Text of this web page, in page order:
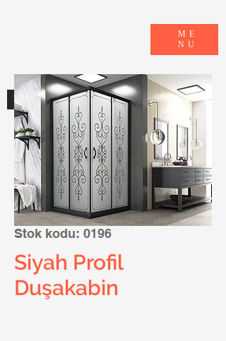
E-KATALOG
ME
NU
Stok kodu: 0196
Siyah Profil
Duşakabin